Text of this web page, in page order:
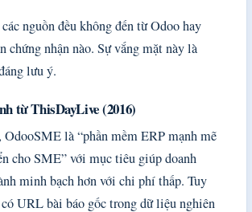
nguồn đều không đến từ Odoo hay
chứng nhận nào. Sự vắng mặt này là
lưu ý.
từ ThisDayLive (2016)
OdooSME là “phần mềm ERP mạnh mẽ
cho SME” với mục tiêu giúp doanh
minh bạch hơn với chi phí thấp. Tuy
URL bài báo gốc trong dữ liệu nghiên